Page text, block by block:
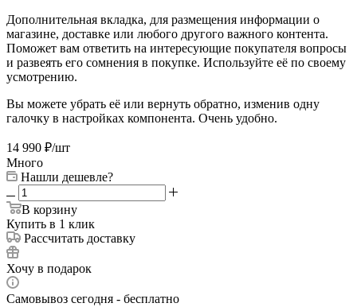
Дополнительная вкладка, для размещения информации о
магазине, доставке или любого другого важного контента.
Поможет вам ответить на интересующие покупателя вопросы
и развеять его сомнения в покупке. Используйте её по своему
усмотрению.
Вы можете убрать её или вернуть обратно, изменив одну
галочку в настройках компонента. Очень удобно.
14 990 ₽/шт
Много
Нашли дешевле?
В корзину
Купить в 1 клик
Рассчитать доставку
Хочу в подарок
Самовывоз сегодня - бесплатно